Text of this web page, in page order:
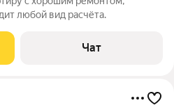
любой вид расчёта.
Чат